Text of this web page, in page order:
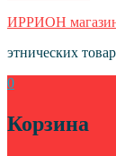
ИРРИОН
этнических
0
Корзина